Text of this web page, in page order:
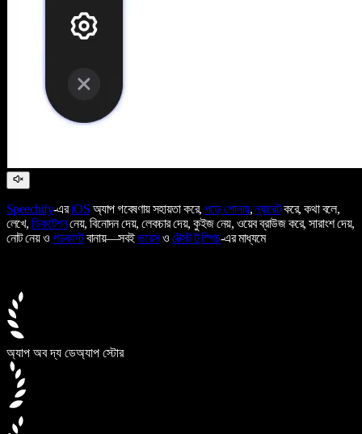
Speechify-এরiOS অ্যাপ গবেষণায় সহায়তা করে, পড়ে শোনায়,ন্যারেটকরে, কথা বলে,
লেখে, ডিকটেশননেয়, বিনোদন দেয়, লেকচার দেয়, কুইজ নেয়, ওয়েব ব্রাউজ করে, সারাংশ দেয়,
নোট নেয় ও পডকাস্টবানায়—সবইভয়েসও টেক্সট টু স্পিচ-এর মাধ্যমে
অ্যাপ অব দ্য ডেঅ্যাপ স্টোর